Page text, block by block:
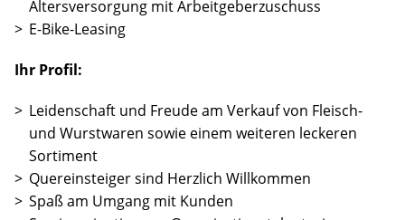
Altersversorgung mit Arbeitgeberzuschuss
E-Bike-Leasing
Ihr Profil:
Leidenschaft und Freude am Verkauf von Fleisch-
und Wurstwaren sowie einem weiteren leckeren
Sortiment
Quereinsteiger sind Herzlich Willkommen
Spaß am Umgang mit Kunden